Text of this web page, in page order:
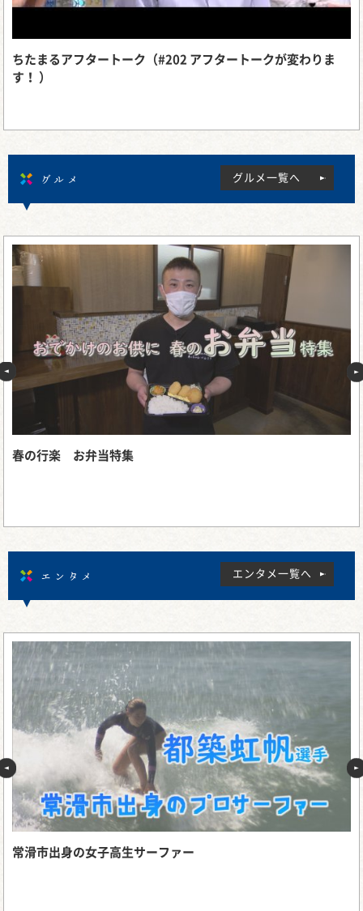
ちたまるアフタートーク（#202 アフタートークが変わりま
す！ ）
グルメ グルメ一覧へ
春の行楽 お弁当特集
エンタメ エンタメ一覧へ
常滑市出身の女子高生サーファー